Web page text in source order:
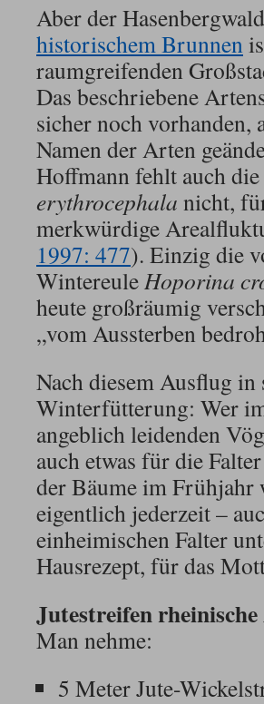
Aber der
historischem Brunnen
raumgreifenden
Das beschriebene
sicher noch vorhanden,
Namen der Arten
Hoffmann fehlt auch
erythrocephala nicht,
merkwürdige
1997: 477). Einzig die
Wintereule Hoporina
heute großräumig
„vom Aussterben
Nach diesem Ausflug
Winterfütterung: Wer
angeblich leidenden
auch etwas für die
der Bäume im
eigentlich jederzeit –
einheimischen Falter
Hausrezept, für das
Jutestreifen
Man nehme:
5 Meter Jute-